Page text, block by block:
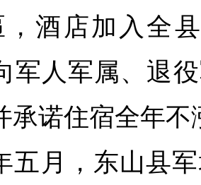
，酒店加入全
军人军属、退
承诺住宿全年不
五月，东山县